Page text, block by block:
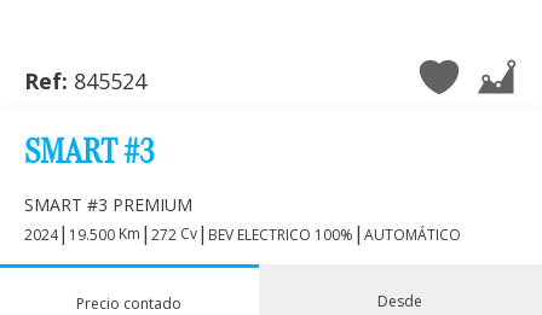
Ref: 845524
SMART #3
SMART #3 PREMIUM
2024| 19.500 Km | 272 Cv| BEV ELECTRICO 100% | AUTOMÁTICO
Precio contado Desde